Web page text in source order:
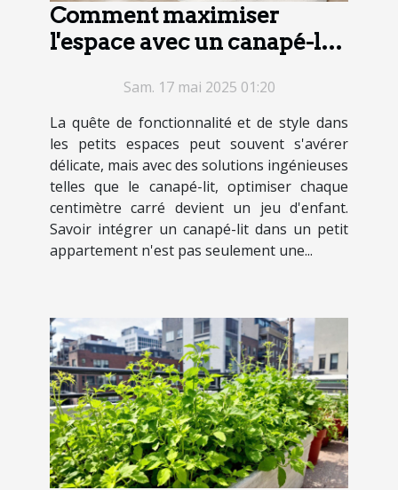
Comment maximiser
l'espace avec un canapé-lit
Sam. 17 mai 2025 01:20
La quête de fonctionnalité et de style dans
les petits espaces peut souvent s'avérer
délicate, mais avec des solutions ingénieuses
telles que le canapé-lit, optimiser chaque
centimètre carré devient un jeu d'enfant.
Savoir intégrer un canapé-lit dans un petit
appartement n'est pas seulement une...